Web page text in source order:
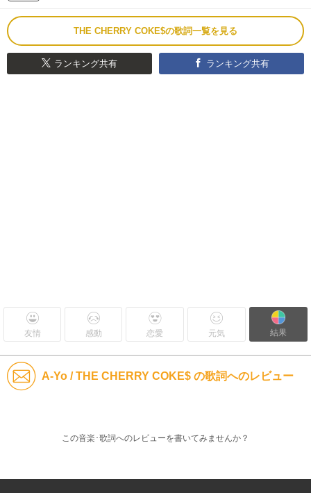
THE CHERRY COKE$の歌詞一覧を見る
ランキング共有 ランキング共有
友情 感動 恋愛 元気 結果
A-Yo / THE CHERRY COKE$ の歌詞へのレビュー
この音楽･歌詞へのレビューを書いてみませんか？